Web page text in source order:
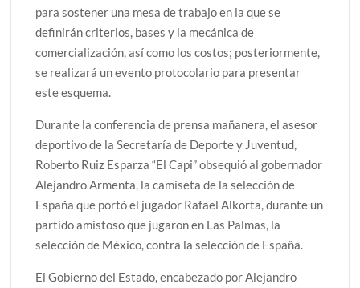
para sostener una mesa de trabajo en la que se
definirán criterios, bases y la mecánica de
comercialización, así como los costos; posteriormente,
se realizará un evento protocolario para presentar
este esquema.
Durante la conferencia de prensa mañanera, el asesor
deportivo de la Secretaría de Deporte y Juventud,
Roberto Ruiz Esparza “El Capi” obsequió al gobernador
Alejandro Armenta, la camiseta de la selección de
España que portó el jugador Rafael Alkorta, durante un
partido amistoso que jugaron en Las Palmas, la
selección de México, contra la selección de España.
El Gobierno del Estado, encabezado por Alejandro